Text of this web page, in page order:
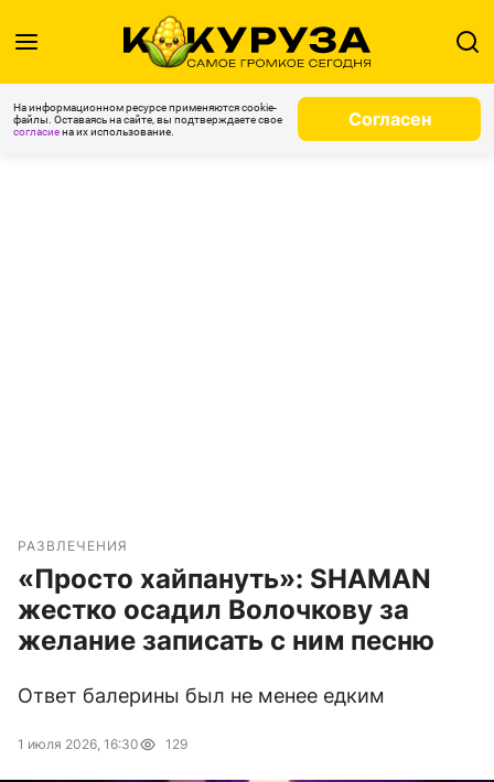
На информационном ресурсе применяются cookie-
файлы. Оставаясь на сайте, вы подтверждаете свое
согласиена их использование.
Согласен
РАЗВЛЕЧЕНИЯ
«Просто хайпануть»: SHAMAN
жестко осадил Волочкову за
желание записать с ним песню
Ответ балерины был не менее едким
1 июля 2026, 16:30 129